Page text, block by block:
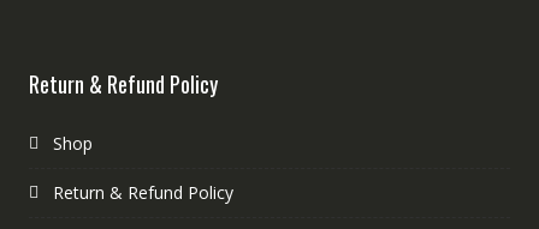
Return & Refund Policy
Shop
Return & Refund Policy